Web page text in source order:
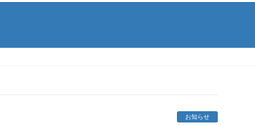
お知らせ